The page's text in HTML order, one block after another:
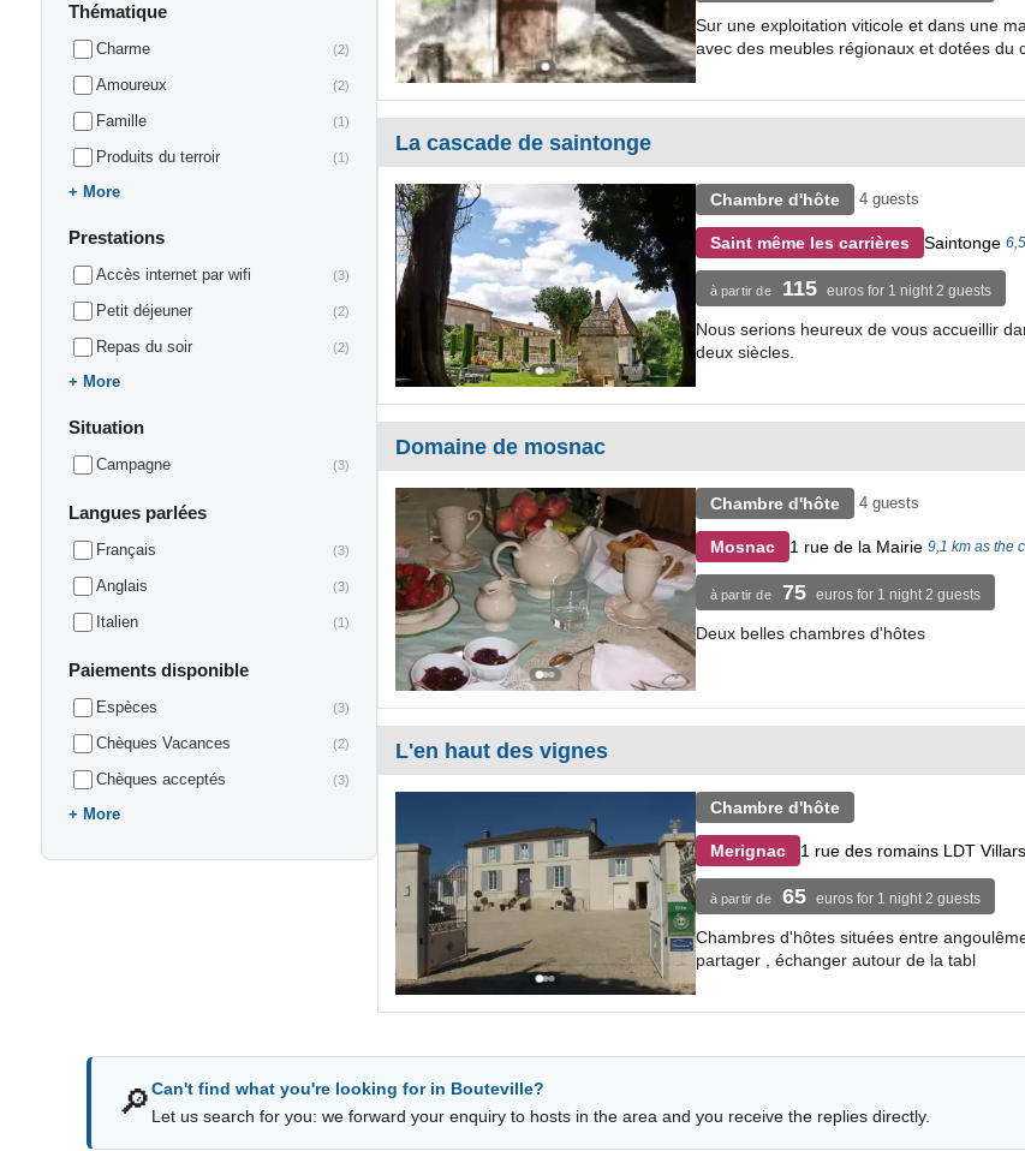
Thématique
Charme (2)
Amoureux (2)
Famille (1)
Produits du terroir (1)
More
Prestations
Accès internet par wifi (3)
Petit déjeuner (2)
Repas du soir (2)
More
Situation
Campagne (3)
Langues parlées
Français (3)
Anglais (3)
Italien (1)
Paiements disponible
Espèces (3)
Chèques Vacances (2)
Chèques acceptés (3)
More
Sur une exploitation viticole et dans une
avec des meubles régionaux et dotées du
La cascade de saintonge
Chambre d'hôte 4 guests
Saint même les carrières Saintonge
à partir de 115 euros for 1 night 2 guests
Nous serions heureux de vous accueillir
deux siècles.
Domaine de mosnac
Chambre d'hôte 4 guests
Mosnac 1 rue de la Mairie 9,1 km as the
à partir de 75 euros for 1 night 2 guests
Deux belles chambres d'hôtes
L'en haut des vignes
Chambre d'hôte
Merignac 1 rue des romains LDT Villars
à partir de 65 euros for 1 night 2 guests
Chambres d'hôtes situées entre
partager , échanger autour de la tabl
🔎Can't find what you're looking for in Bouteville?
Let us search for you: we forward your enquiry to hosts in the area and you receive the replies directly.